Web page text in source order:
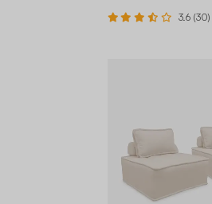
3.6 (30)